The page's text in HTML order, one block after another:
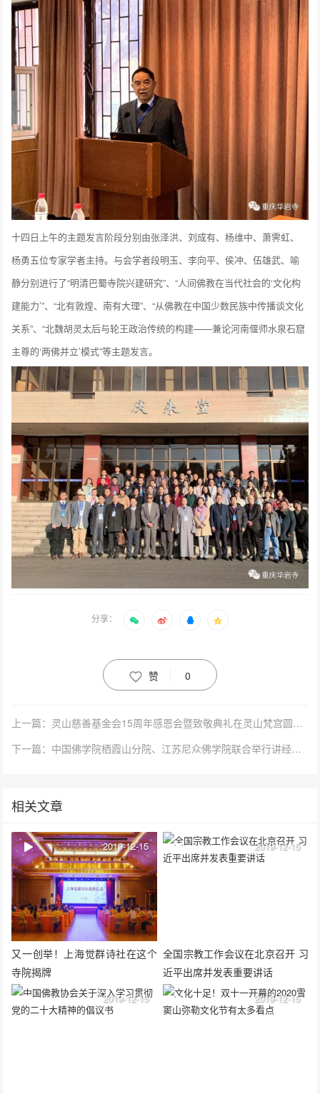
十四日上午的主题发言阶段分别由张泽洪、刘成有、杨维中、萧霁虹、
杨勇五位专家学者主持。与会学者段明玉、李向平、侯冲、伍雄武、喻
静分别进行了“明清巴蜀寺院兴建研究”、“人间佛教在当代社会的‘文化构
建能力’”、“北有敦煌、南有大理”、“从佛教在中国少数民族中传播谈文化
关系”、“北魏胡灵太后与轮王政治传统的构建——兼论河南偃师水泉石窟
主尊的‘两佛并立’模式”等主题发言。
分享：
赞 0
上一篇：灵山慈善基金会15周年感恩会暨致敬典礼在灵山梵宫圆满举行
下一篇：中国佛学院栖霞山分院、江苏尼众佛学院联合举行讲经交流活动
相关文章
又一创举！上海觉群诗社在这个
寺院揭牌
2019-12-15
全国宗教工作会议在北京召开 习
近平出席并发表重要讲话
2019-12-15
2019-12-15 2019-12-15